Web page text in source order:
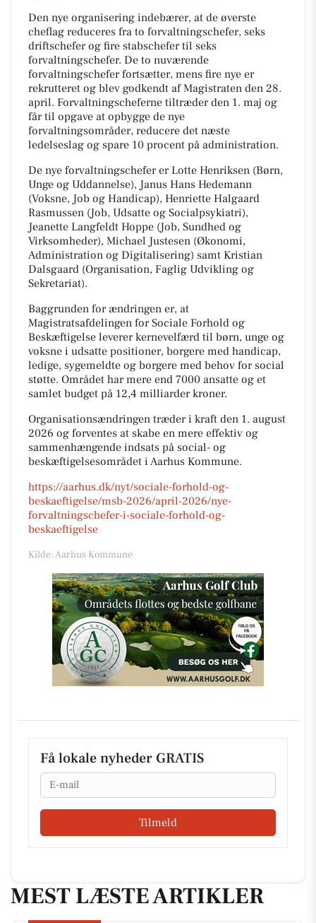
Den nye organisering indebærer, at de øverste
cheflag reduceres fra to forvaltningschefer, seks
driftschefer og fire stabschefer til seks
forvaltningschefer. De to nuværende
forvaltningschefer fortsætter, mens fire nye er
rekrutteret og blev godkendt af Magistraten den 28.
april. Forvaltningscheferne tiltræder den 1. maj og
får til opgave at opbygge de nye
forvaltningsområder, reducere det næste
ledelseslag og spare 10 procent på administration.
De nye forvaltningschefer er Lotte Henriksen (Børn,
Unge og Uddannelse), Janus Hans Hedemann
(Voksne, Job og Handicap), Henriette Halgaard
Rasmussen (Job, Udsatte og Socialpsykiatri),
Jeanette Langfeldt Hoppe (Job, Sundhed og
Virksomheder), Michael Justesen (Økonomi,
Administration og Digitalisering) samt Kristian
Dalsgaard (Organisation, Faglig Udvikling og
Sekretariat).
Baggrunden for ændringen er, at
Magistratsafdelingen for Sociale Forhold og
Beskæftigelse leverer kernevelfærd til børn, unge og
voksne i udsatte positioner, borgere med handicap,
ledige, sygemeldte og borgere med behov for social
støtte. Området har mere end 7000 ansatte og et
samlet budget på 12,4 milliarder kroner.
Organisationsændringen træder i kraft den 1. august
2026 og forventes at skabe en mere effektiv og
sammenhængende indsats på social- og
beskæftigelsesområdet i Aarhus Kommune.
https://aarhus.dk/nyt/sociale-forhold-og-
beskaeftigelse/msb-2026/april-2026/nye-
forvaltningschefer-i-sociale-forhold-og-
beskaeftigelse
Kilde: Aarhus Kommune
Få lokale nyheder GRATIS
Email
Tilmeld
MEST LÆSTE ARTIKLER